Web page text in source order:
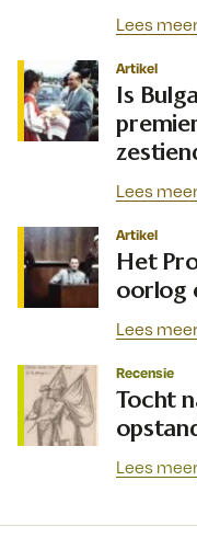
Lees
Artikel
Is
Lees
Artikel
Het
oorlog
Lees
Recensie
Tocht
Lees